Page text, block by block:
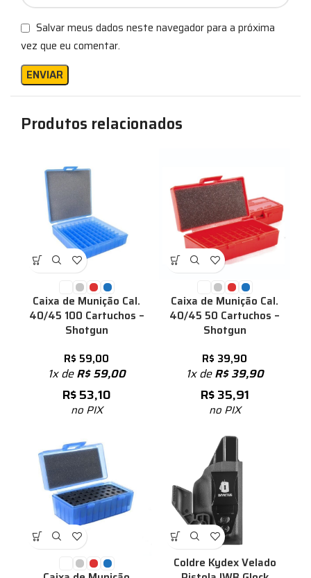
Salvar meus dados neste navegador para a próxima
vez que eu comentar.
Produtos relacionados
Caixa de Munição Cal.
40/45 100 Cartuchos –
Shotgun
R$ 59,00
1x deR$59,00
R$53,10
no PIX
Caixa de Munição Cal.
40/45 50 Cartuchos –
Shotgun
R$ 39,90
1x deR$39,90
R$35,91
no PIX
Coldre Kydex Velado